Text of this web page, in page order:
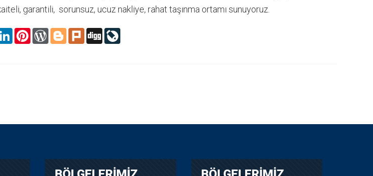
garantili, sorunsuz, ucuz nakliye, rahat taşınma ortamı sunuyoruz.
LinkedInPinterestWordPress
BloggerPlurk Digg